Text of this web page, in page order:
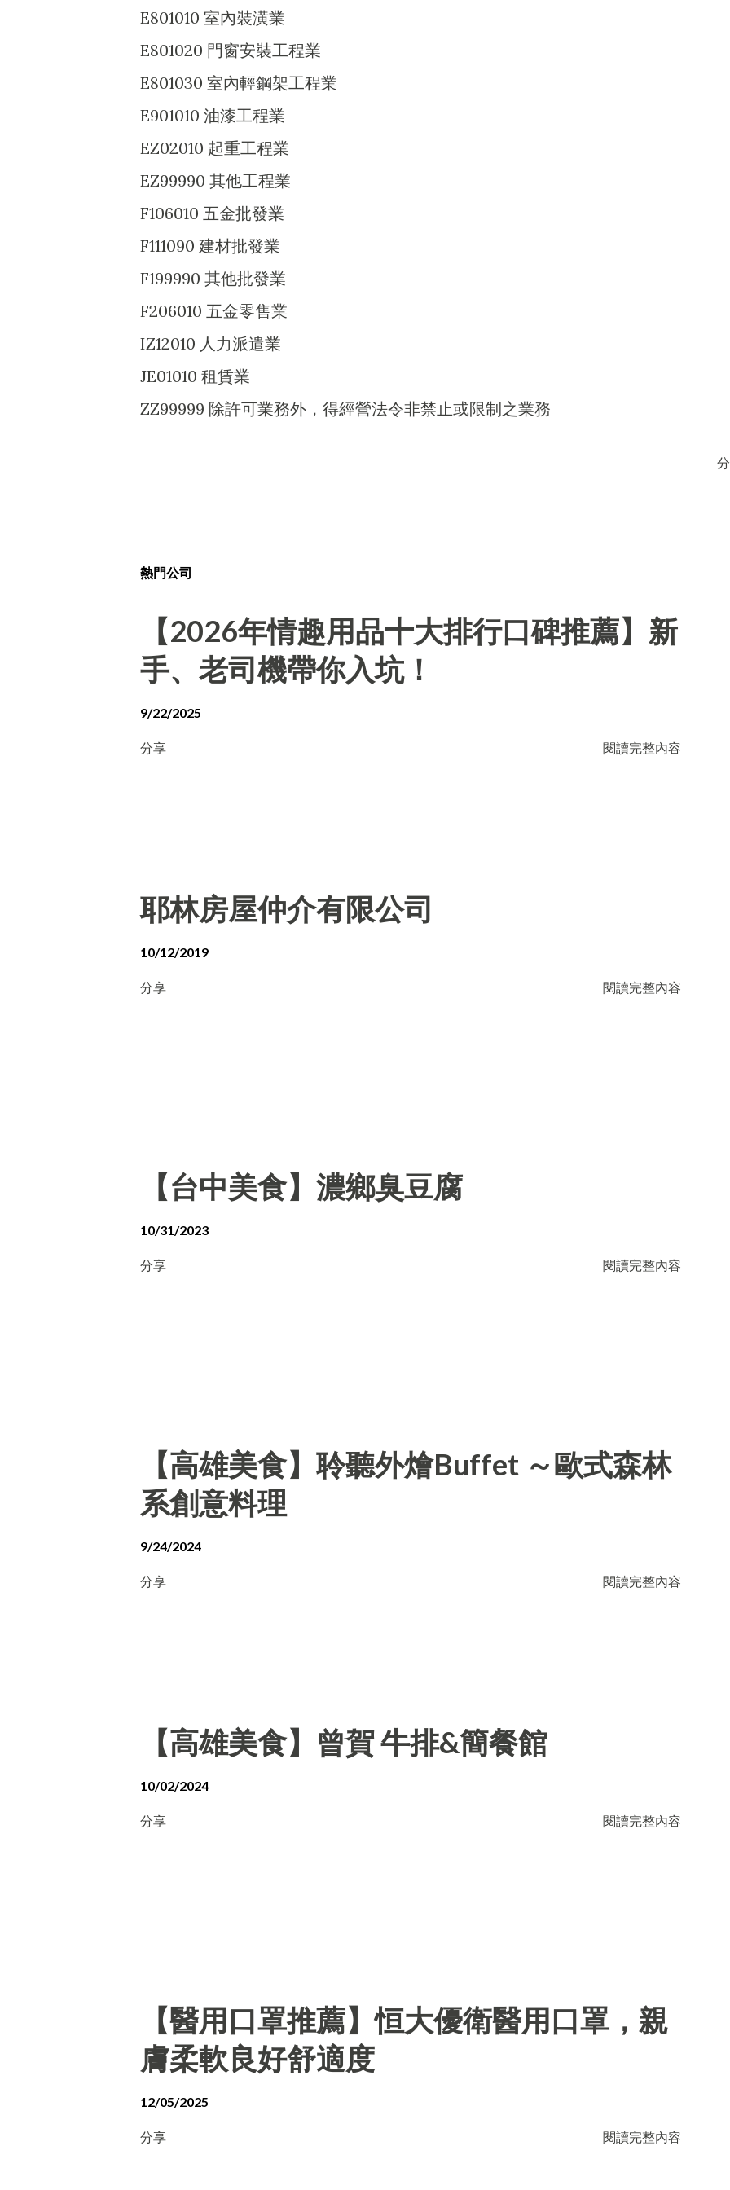
E801010 室內裝潢業
E801020 門窗安裝工程業
E801030 室內輕鋼架工程業
E901010 油漆工程業
EZ02010 起重工程業
EZ99990 其他工程業
F106010 五金批發業
F111090 建材批發業
F199990 其他批發業
F206010 五金零售業
IZ12010 人力派遣業
JE01010 租賃業
ZZ99999 除許可業務外，得經營法令非禁止或限制之業務
熱門公司
【2026年情趣用品十大排行口碑推薦】新
手、老司機帶你入坑！
9/22/2025
分享 閱讀完整內容
耶林房屋仲介有限公司
10/12/2019
分享 閱讀完整內容
【台中美食】濃鄉臭豆腐
10/31/2023
分享 閱讀完整內容
【高雄美食】聆聽外燴Buffet ～歐式森林
系創意料理
9/24/2024
分享 閱讀完整內容
【高雄美食】曾賀 牛排&簡餐館
10/02/2024
分享 閱讀完整內容
【醫用口罩推薦】恒大優衛醫用口罩，親
膚柔軟良好舒適度
12/05/2025
分享 閱讀完整內容